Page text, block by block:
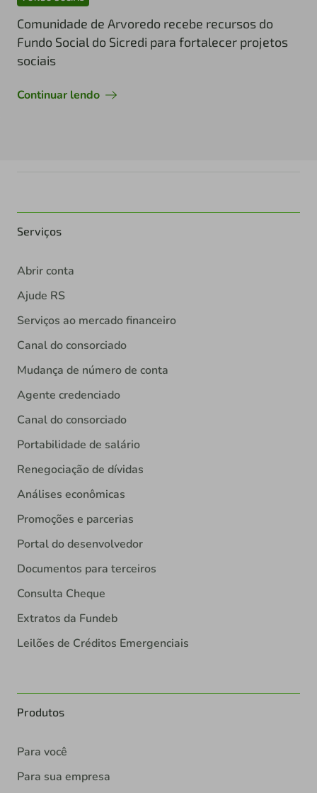
Comunidade de Arvoredo recebe recursos do
Fundo Social do Sicredi para fortalecer projetos
sociais
Continuar lendo
Serviços
Abrir conta
Ajude RS
Serviços ao mercado financeiro
Canal do consorciado
Mudança de número de conta
Agente credenciado
Canal do consorciado
Portabilidade de salário
Renegociação de dívidas
Análises econômicas
Promoções e parcerias
Portal do desenvolvedor
Documentos para terceiros
Consulta Cheque
Extratos da Fundeb
Leilões de Créditos Emergenciais
Produtos
Para você
Para sua empresa